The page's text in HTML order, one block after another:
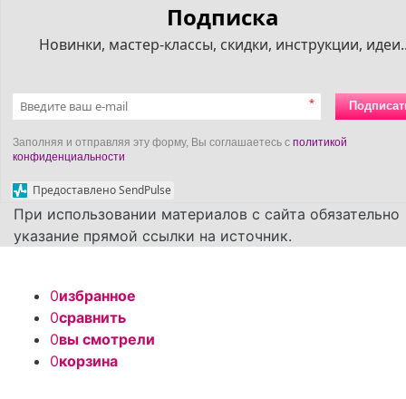
Подписка
Новинки, мастер-классы, скидки, инструкции,
*
Заполняя и отправляя эту форму, Вы соглашаетесь с политикой
конфиденциальности
Предоставлено SendPulse
При использовании материалов с сайта обязательно
указание прямой ссылки на источник.
0избранное
0сравнить
0вы смотрели
0корзина